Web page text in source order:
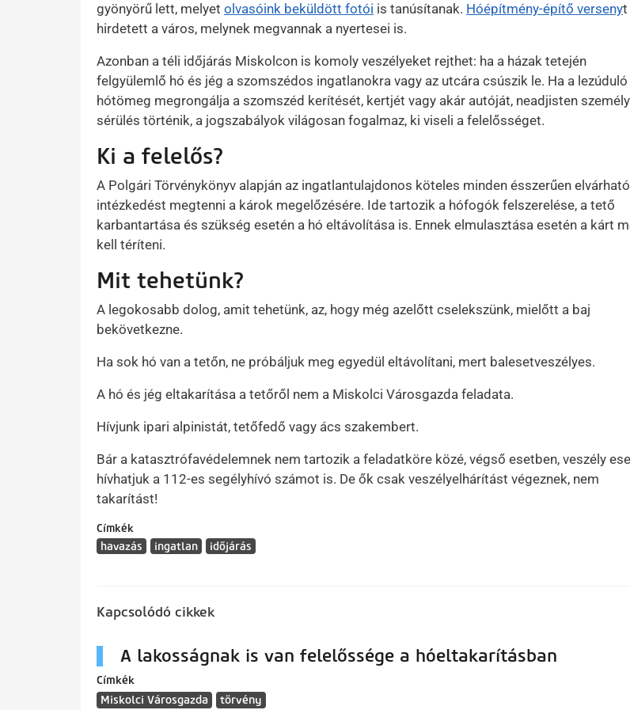
gyönyörű lett, melyet olvasóink beküldött fotói is tanúsítanak. Hóépítmény-építő versenyt
hirdetett a város, melynek megvannak a nyertesei is.
Azonban a téli időjárás Miskolcon is komoly veszélyeket rejthet: ha a házak tetején
felgyülemlő hó és jég a szomszédos ingatlanokra vagy az utcára csúszik le. Ha a lezúduló
hótömeg megrongálja a szomszéd kerítését, kertjét vagy akár autóját, neadjisten
sérülés történik, a jogszabályok világosan fogalmaz, ki viseli a felelősséget.
Ki a felelős?
A Polgári Törvénykönyv alapján az ingatlantulajdonos köteles minden ésszerűen elvárható
intézkedést megtenni a károk megelőzésére. Ide tartozik a hófogók felszerelése, a tető
karbantartása és szükség esetén a hó eltávolítása is. Ennek elmulasztása esetén a kárt
kell téríteni.
Mit tehetünk?
A legokosabb dolog, amit tehetünk, az, hogy még azelőtt cselekszünk, mielőtt a baj
bekövetkezne.
Ha sok hó van a tetőn, ne próbáljuk meg egyedül eltávolítani, mert balesetveszélyes.
A hó és jég eltakarítása a tetőről nem a Miskolci Városgazda feladata.
Hívjunk ipari alpinistát, tetőfedő vagy ács szakembert.
Bár a katasztrófavédelemnek nem tartozik a feladatköre közé, végső esetben, veszély
hívhatjuk a 112-es segélyhívó számot is. De ők csak veszélyelhárítást végeznek, nem
takarítást!
Címkék
havazás
ingatlan időjárás
Kapcsolódó cikkek
A lakosságnak is van felelőssége a hóeltakarításban
Címkék
Miskolci Városgazda
törvény